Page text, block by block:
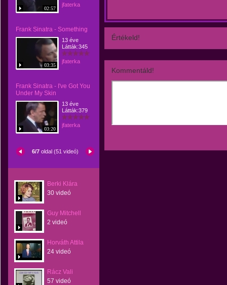
02:57
jfaterka
Frank Sinatra - Something
03:35
13 éve
Látták:345
jfaterka
Frank Sinatra - I've Got You
Under My Skin
03:20
13 éve
Látták:379
jfaterka
6/7 oldal (51 videó)
Berki Klára
30 videó
Guy Mitchell
2 videó
Horváth Attila
24 videó
Rácz Vali
57 videó
Értékeld!
Kommentáld!